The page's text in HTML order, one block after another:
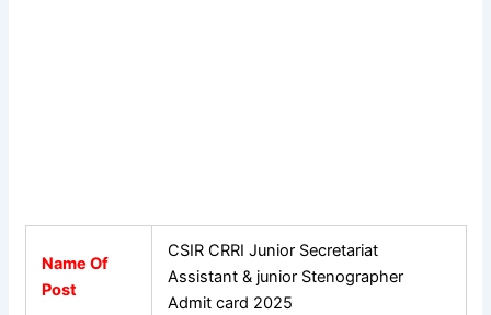
Name Of
Post
CSIR CRRI Junior Secretariat
Assistant & junior Stenographer
Admit card 2025